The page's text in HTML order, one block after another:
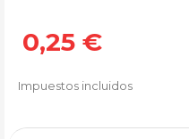
0,25 €
Impuestos incluidos